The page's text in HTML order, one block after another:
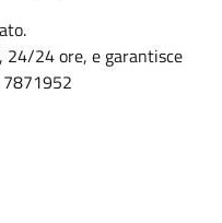
24 ore, e garantisce